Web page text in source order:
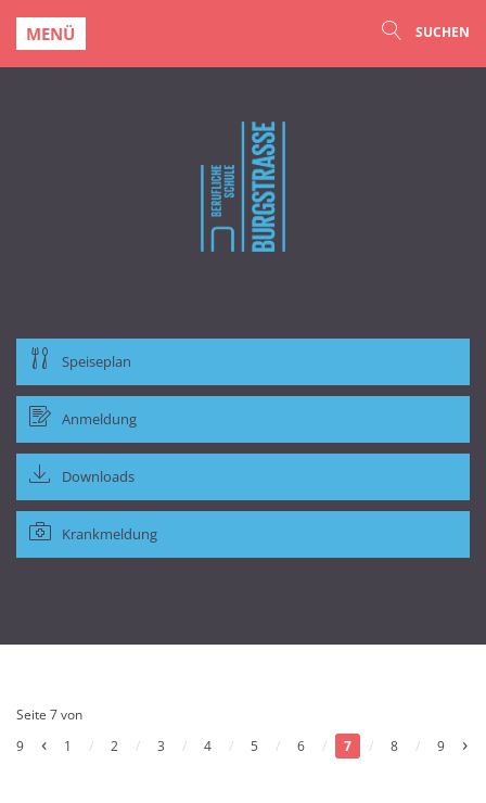
MENÜ SUCHEN
Speiseplan
Anmeldung
Downloads
Krankmeldung
Seite 7 von
9
‹ 1 / 2 / 3 / 4 / 5 / 6 / 7 / 8 / 9 ›